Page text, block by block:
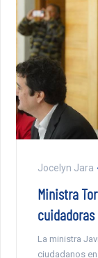
Jocelyn Jara
Ministra
cuidadoras
La ministra
ciudadanos